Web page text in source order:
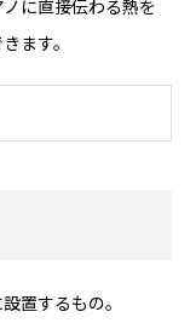
に直接伝わる熱を
ます。
置するもの。